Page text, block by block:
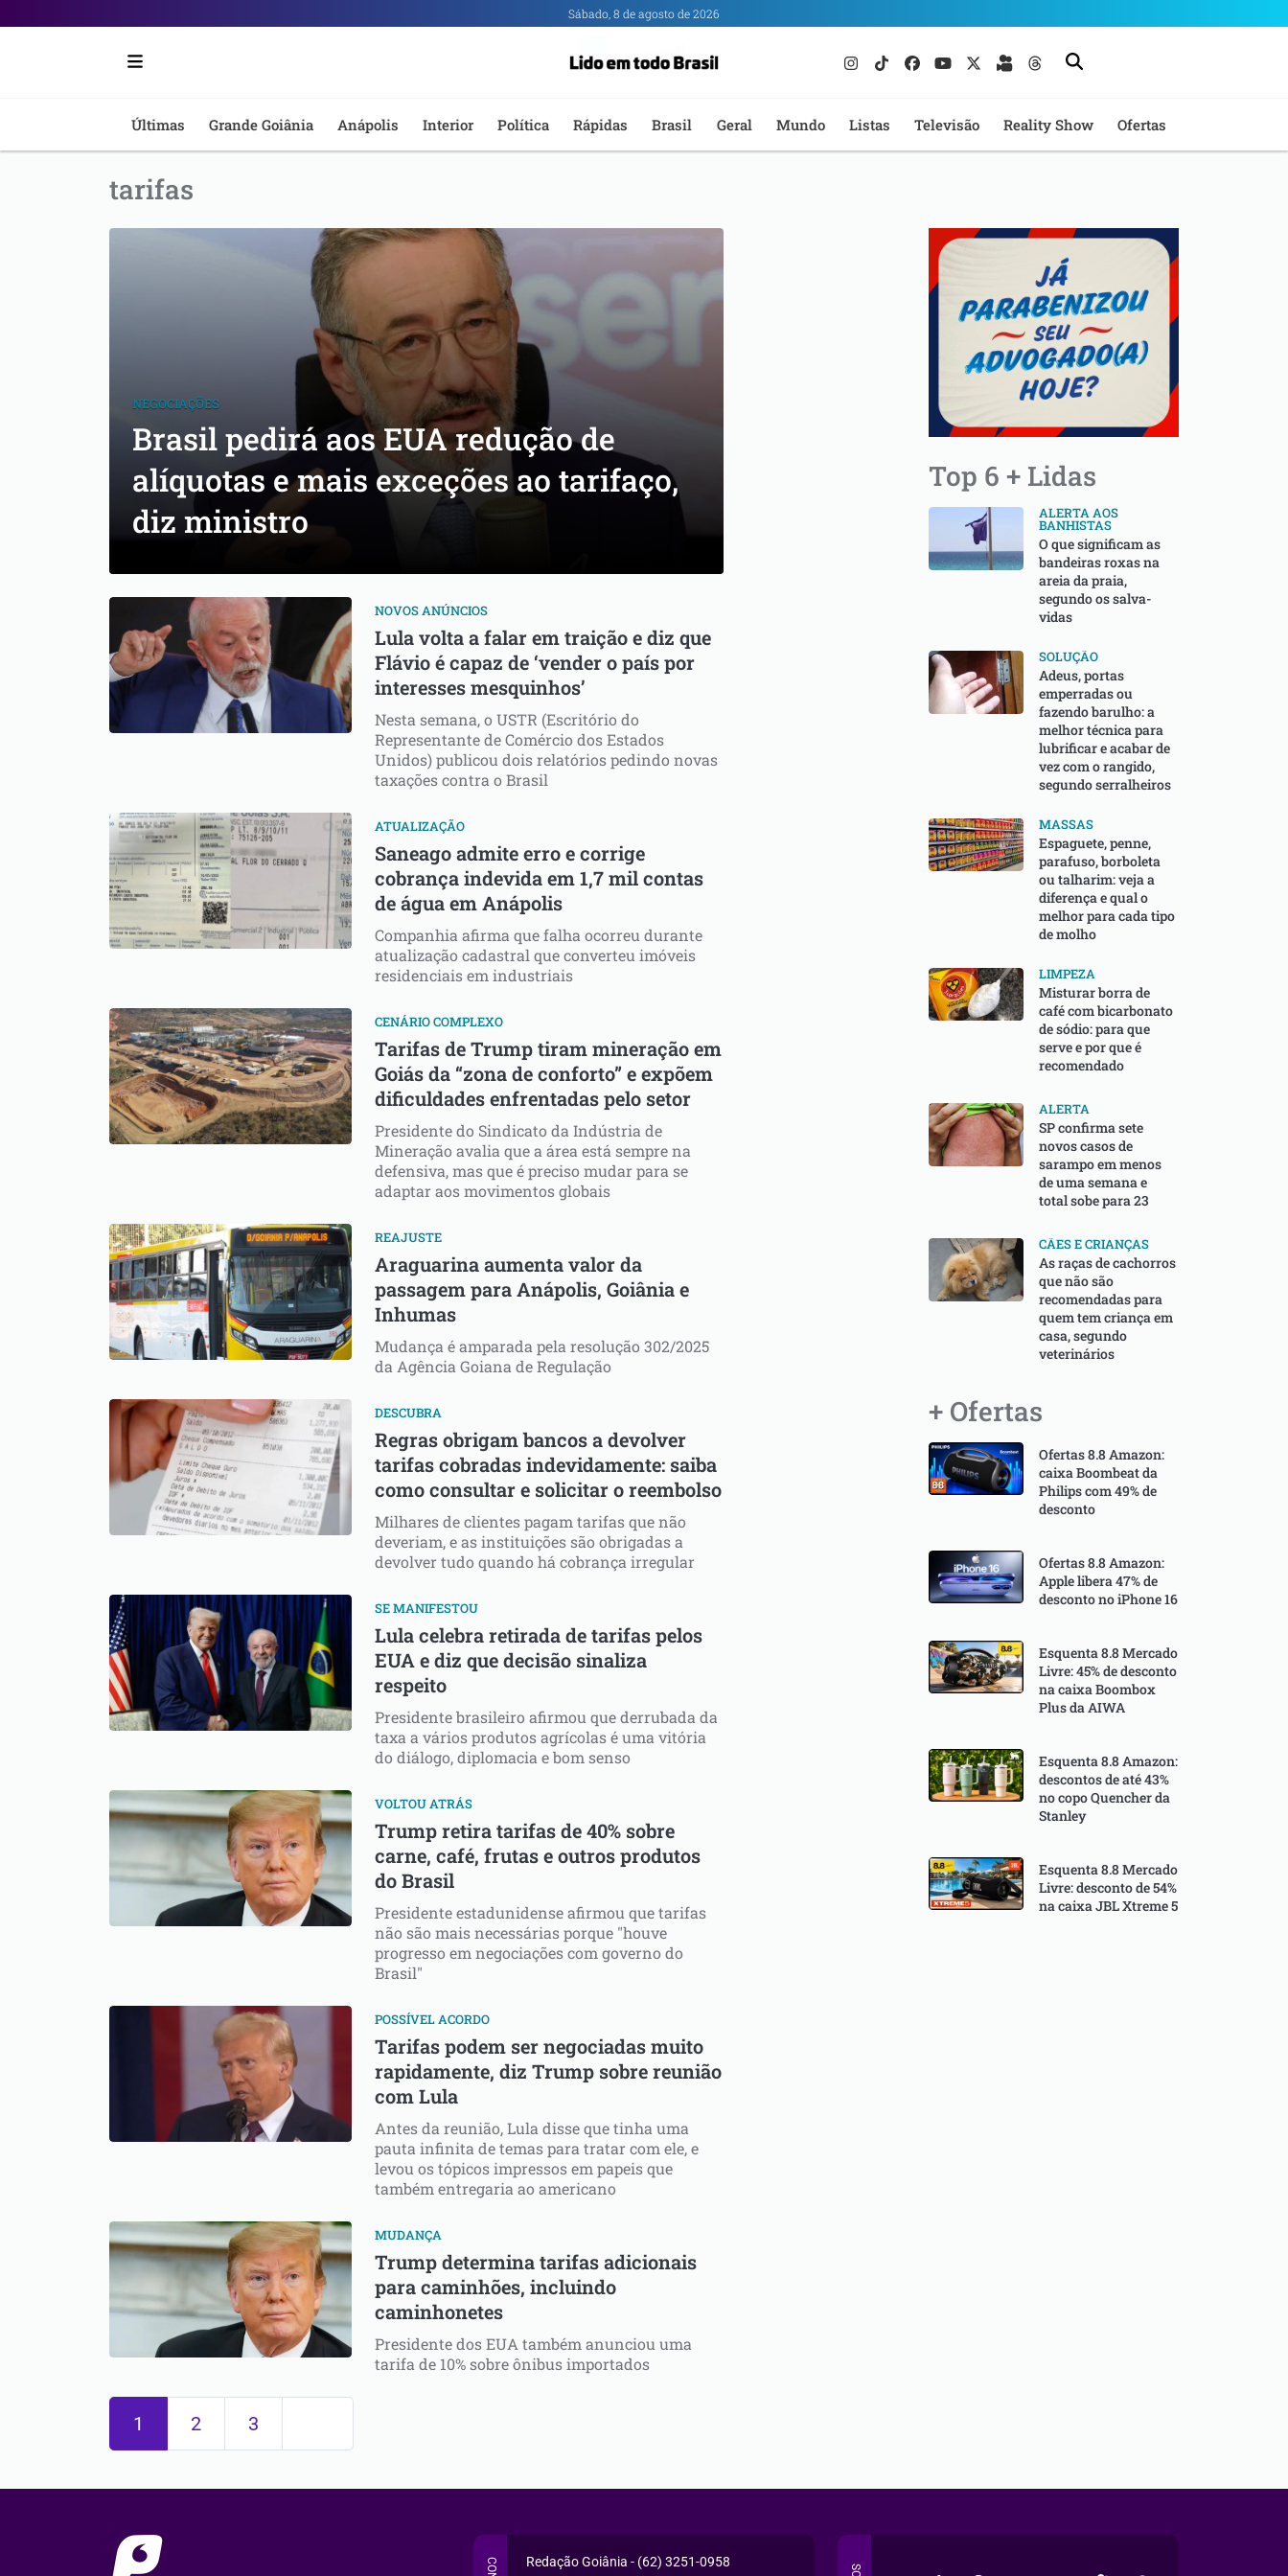
Portal
Notícias
Sábado, 8 de agosto de 2026
Últimas Grande Goiânia Anápolis Interior Política Rápidas Brasil Geral Mundo Listas Televisão Reality Show Ofertas
tarifas
NEGOCIAÇÕES
Brasil pedirá aos EUA redução de
alíquotas e mais exceções ao tarifaço,
diz ministro
NOVOS ANÚNCIOS
Lula volta a falar em traição e diz que
Flávio é capaz de ‘vender o país por
interesses mesquinhos’
Nesta semana, o USTR (Escritório do
Representante de Comércio dos Estados
Unidos) publicou dois relatórios pedindo novas
taxações contra o Brasil
ATUALIZAÇÃO
Saneago admite erro e corrige
cobrança indevida em 1,7 mil contas
de água em Anápolis
Companhia afirma que falha ocorreu durante
atualização cadastral que converteu imóveis
residenciais em industriais
CENÁRIO COMPLEXO
Tarifas de Trump tiram mineração em
Goiás da “zona de conforto” e expõem
dificuldades enfrentadas pelo setor
Presidente do Sindicato da Indústria de
Mineração avalia que a área está sempre na
defensiva, mas que é preciso mudar para se
adaptar aos movimentos globais
REAJUSTE
Araguarina aumenta valor da
passagem para Anápolis, Goiânia e
Inhumas
Mudança é amparada pela resolução 302/2025
da Agência Goiana de Regulação
DESCUBRA
Regras obrigam bancos a devolver
tarifas cobradas indevidamente: saiba
como consultar e solicitar o reembolso
Milhares de clientes pagam tarifas que não
deveriam, e as instituições são obrigadas a
devolver tudo quando há cobrança irregular
SE MANIFESTOU
Lula celebra retirada de tarifas pelos
EUA e diz que decisão sinaliza
respeito
Presidente brasileiro afirmou que derrubada da
taxa a vários produtos agrícolas é uma vitória
do diálogo, diplomacia e bom senso
VOLTOU ATRÁS
Trump retira tarifas de 40% sobre
carne, café, frutas e outros produtos
do Brasil
Presidente estadunidense afirmou que tarifas
não são mais necessárias porque "houve
progresso em negociações com governo do
Brasil"
POSSÍVEL ACORDO
Tarifas podem ser negociadas muito
rapidamente, diz Trump sobre reunião
com Lula
Antes da reunião, Lula disse que tinha uma
pauta infinita de temas para tratar com ele, e
levou os tópicos impressos em papeis que
também entregaria ao americano
MUDANÇA
Trump determina tarifas adicionais
para caminhões, incluindo
caminhonetes
Presidente dos EUA também anunciou uma
tarifa de 10% sobre ônibus importados
1 2 3
Top 6 + Lidas
ALERTA AOS
BANHISTAS
O que significam as
bandeiras roxas na
areia da praia,
segundo os salva-
vidas
SOLUÇÃO
Adeus, portas
emperradas ou
fazendo barulho: a
melhor técnica para
lubrificar e acabar de
vez com o rangido,
segundo serralheiros
MASSAS
Espaguete, penne,
parafuso, borboleta
ou talharim: veja a
diferença e qual o
melhor para cada tipo
de molho
LIMPEZA
Misturar borra de
café com bicarbonato
de sódio: para que
serve e por que é
recomendado
ALERTA
SP confirma sete
novos casos de
sarampo em menos
de uma semana e
total sobe para 23
CÃES E CRIANÇAS
As raças de cachorros
que não são
recomendadas para
quem tem criança em
casa, segundo
veterinários
+ Ofertas
Ofertas 8.8 Amazon:
caixa Boombeat da
Philips com 49% de
desconto
Ofertas 8.8 Amazon:
Apple libera 47% de
desconto no iPhone 16
Esquenta 8.8 Mercado
Livre: 45% de desconto
na caixa Boombox
Plus da AIWA
Esquenta 8.8 Amazon:
descontos de até 43%
no copo Quencher da
Stanley
Esquenta 8.8 Mercado
Livre: desconto de 54%
na caixa JBL Xtreme 5
Redação Goiânia - (62) 3251-0958